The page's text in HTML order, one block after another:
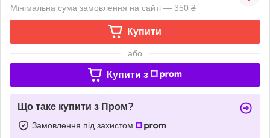
Мінімальна сума замовлення на сайті — 350 ₴
Купити
або
Купити з
Що таке купити з Пром?
Замовлення під захистом